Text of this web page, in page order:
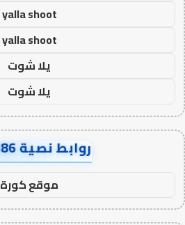
yalla shoot
yalla shoot
يلا شوت
يلا شوت
روابط نصية AA5386
موقع كورة